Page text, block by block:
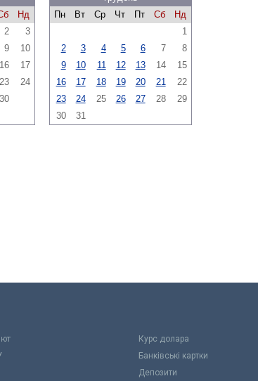
Нд
2
3
9
10
16
17
23
24
30
Пн
Вт Ср Чт Пт Сб
Нд
1
2
3 4 5 6 7
8
9
10 11 12 13 14
15
16
17 18 19 20 21
22
23
24 25 26 27 28
29
30
31
Курс долара
Банківські картки
Депозити